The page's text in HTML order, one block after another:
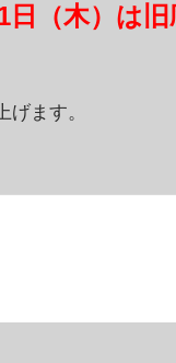
日（木）は
ます。